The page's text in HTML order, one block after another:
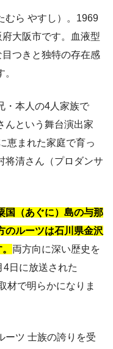
むら やすし）。1969
大阪市です。血液型
つきと独特の存在感
・本人の4人家族で
んという舞台演出家
恵まれた家庭で育っ
将清さん（プロダンサ
国（あぐに）島の与那
のルーツは石川県金沢
両方向に深い歴史を
日に放送された
材で明らかになりま
ーツ 士族の誇りを受